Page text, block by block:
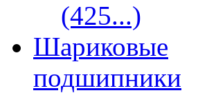
(425...)
Шариковые
подшипники